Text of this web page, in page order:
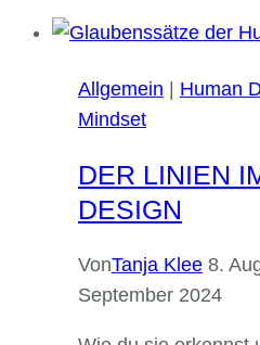
deiner
Allgemein
Human
Mindset
DER LINIEN
DESIGN
VonTanja Klee 8.
September 2024